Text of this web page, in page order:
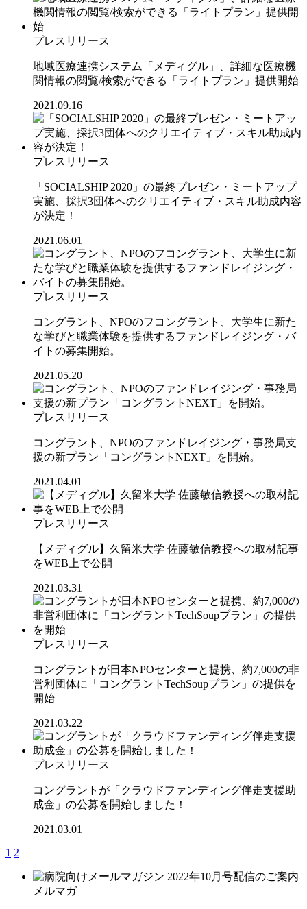
プレスリリース
地域医療連携システム「メディグル」、詳細な医療機
関情報の閲覧/検索ができる「ライトプラン」提供開始
2021.09.16
プレスリリース
「SOCIALSHIP 2020」の最終プレゼン・ミートアップ
実施、採択3団体へのクリエイティブ・スキル助成内容
が決定！
2021.06.01
プレスリリース
コングラント、NPOのフコングラント、大学生に新た
な学びと職業体験を提供するファンドレイジング・バ
イトの募集開始。
2021.05.20
プレスリリース
コングラント、NPOのファンドレイジング・事務局支
援の新プラン「コングラントNEXT」を開始。
2021.04.01
プレスリリース
【メディグル】久留米大学 佐藤敏信教授への取材記事
をWEB上で公開
2021.03.31
プレスリリース
コングラントが日本NPOセンターと提携、約7,000の非
営利団体に「コングラントTechSoupプラン」の提供を
開始
2021.03.22
プレスリリース
コングラントが「クラウドファンディング伴走支援助
成金」の公募を開始しました！
2021.03.01
1 2
メルマガ